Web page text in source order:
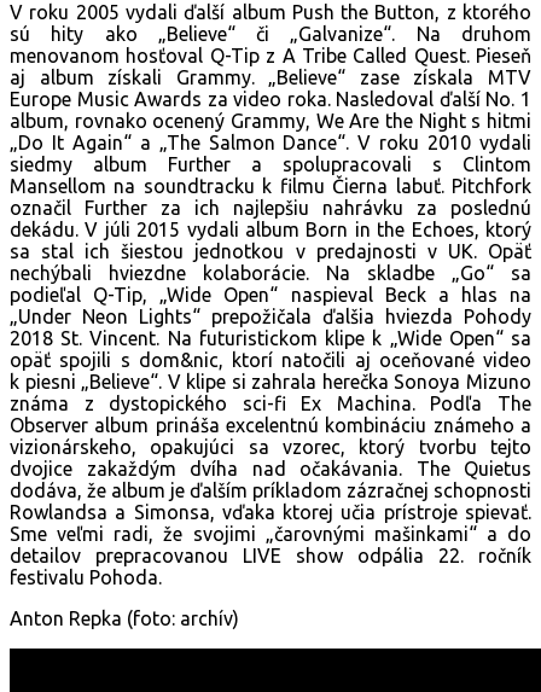
V roku 2005 vydali ďalší album Push the Button, z ktorého
sú hity ako „Believe“ či „Galvanize“. Na druhom
menovanom hosťoval Q-Tip z A Tribe Called Quest. Pieseň
aj album získali Grammy. „Believe“ zase získala MTV
Europe Music Awards za video roka. Nasledoval ďalší No. 1
album, rovnako ocenený Grammy, We Are the Night s hitmi
„Do It Again“ a „The Salmon Dance“. V roku 2010 vydali
siedmy album Further a spolupracovali s Clintom
Mansellom na soundtracku k filmu Čierna labuť. Pitchfork
označil Further za ich najlepšiu nahrávku za poslednú
dekádu. V júli 2015 vydali album Born in the Echoes, ktorý
sa stal ich šiestou jednotkou v predajnosti v UK. Opäť
nechýbali hviezdne kolaborácie. Na skladbe „Go“ sa
podieľal Q-Tip, „Wide Open“ naspieval Beck a hlas na
„Under Neon Lights“ prepožičala ďalšia hviezda Pohody
2018 St. Vincent. Na futuristickom klipe k „Wide Open“ sa
opäť spojili s dom&nic, ktorí natočili aj oceňované video
k piesni „Believe“. V klipe si zahrala herečka Sonoya Mizuno
známa z dystopického sci-fi Ex Machina. Podľa The
Observer album prináša excelentnú kombináciu známeho a
vizionárskeho, opakujúci sa vzorec, ktorý tvorbu tejto
dvojice zakaždým dvíha nad očakávania. The Quietus
dodáva, že album je ďalším príkladom zázračnej schopnosti
Rowlandsa a Simonsa, vďaka ktorej učia prístroje spievať.
Sme veľmi radi, že svojimi „čarovnými mašinkami“ a do
detailov prepracovanou LIVE show odpália 22. ročník
festivalu Pohoda.
Anton Repka (foto: archív)